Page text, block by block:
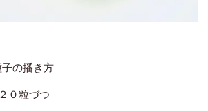
子の播き方
０粒づつ